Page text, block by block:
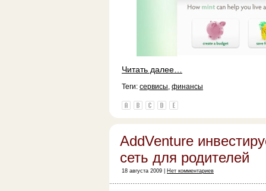
Читать далее…
Теги: сервисы, финансы
AddVenture
сеть для родителей
18 августа 2009 | Нет комментариев